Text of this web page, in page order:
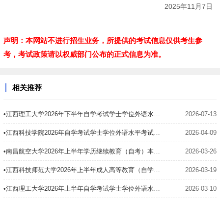
2025年11月7日
声明：本网站不进行招生业务，所提供的考试信息仅供考生参
考，考试政策请以权威部门公布的正式信息为准。
相关推荐
•江西理工大学2026年下半年自学考试学士学位外语水平考试预报名工作的通知 2026-07-13
•江西科技学院2026年自学考试学士学位外语水平考试报考工作的通知 2026-04-09
•南昌航空大学2026年上半年学历继续教育（自考）本科毕业生学位课程加试及学士学位申请填报工作的通知 2026-03-26
•江西科技师范大学2026年上半年成人高等教育（自学考试）学士学位外语水平考试报名通知 2026-03-19
•江西理工大学2026年上半年自学考试学士学位外语水平考试预报名工作的通知 2026-03-10